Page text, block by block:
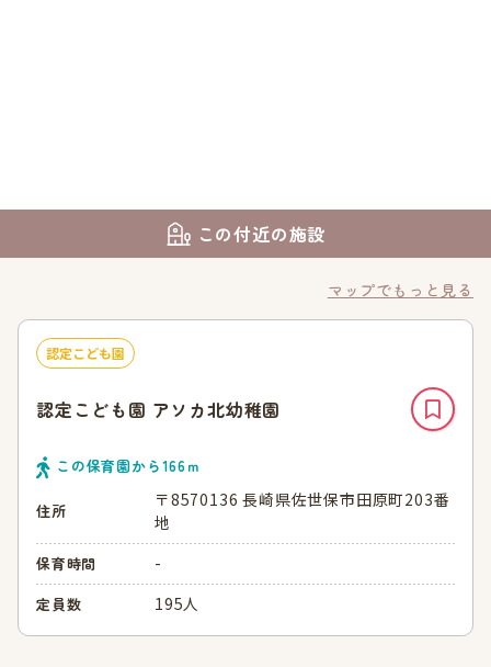
この付近の施設
マップでもっと見る
認定こども園
認定こども園 アソカ北幼稚園
この保育園から166ｍ
住所
〒8570136 長崎県佐世保市田原町203番
地
保育時間 -
定員数 195人